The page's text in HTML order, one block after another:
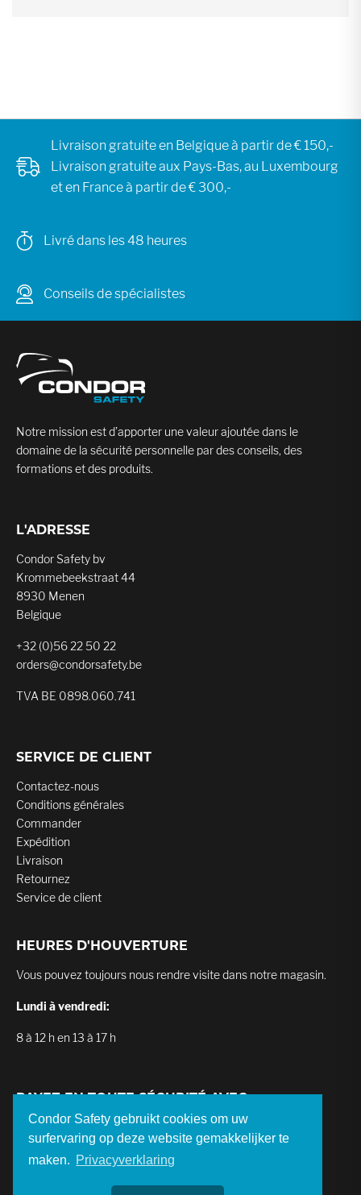
Condor Safety gebruikt cookies om uw
surfervaring op deze website gemakkelijker te
maken. Privacyverklaring
Livraison gratuite en Belgique à partir de € 150,-
Livraison gratuite aux Pays-Bas, au Luxembourg
et en France à partir de € 300,-
Livré dans les 48 heures
Conseils de spécialistes
Notre mission est d’apporter une valeur ajoutée dans le
domaine de la sécurité personnelle par des conseils, des
formations et des produits.
L'ADRESSE
Condor Safety bv
Krommebeekstraat 44
8930 Menen
Belgique
+32 (0)56 22 50 22
orders@condorsafety.be
TVA BE 0898.060.741
SERVICE DE CLIENT
Contactez-nous
Conditions générales
Commander
Expédition
Livraison
Retournez
Service de client
HEURES D'HOUVERTURE
Vous pouvez toujours nous rendre visite dans notre magasin.
Lundi à vendredi:
8 à 12 h en 13 à 17 h
PAYEZ EN TOUTE SÉCURITÉ AVEC